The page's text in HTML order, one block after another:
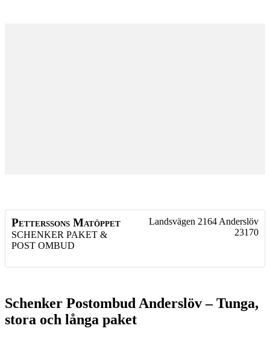
Petterssons Matöppet
SCHENKER PAKET &
POST OMBUD
Landsvägen 2164 Anderslöv
23170
Schenker Postombud Anderslöv – Tunga,
stora och långa paket